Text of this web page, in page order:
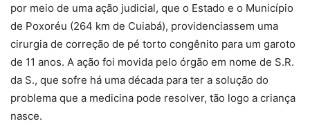
por meio de uma ação judicial, que o Estado e o Município
de Poxoréu (264 km de Cuiabá), providenciassem uma
cirurgia de correção de pé torto congênito para um garoto
de 11 anos. A ação foi movida pelo órgão em nome de S.R.
da S., que sofre há uma década para ter a solução do
problema que a medicina pode resolver, tão logo a criança
nasce.